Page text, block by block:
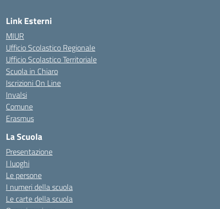
Link Esterni
MIUR
Ufficio Scolastico Regionale
Ufficio Scolastico Territoriale
Scuola in Chiaro
Iscrizioni On Line
Invalsi
Comune
Erasmus
La Scuola
Presentazione
I luoghi
Le persone
I numeri della scuola
Le carte della scuola